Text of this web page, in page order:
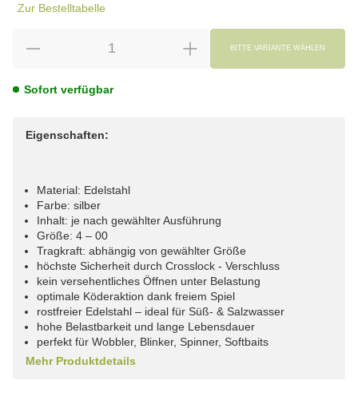
Zur Bestelltabelle
BITTE VARIANTE WÄHLEN
Sofort verfügbar
Eigenschaften:
Material: Edelstahl
Farbe: silber
Inhalt: je nach gewählter Ausführung
Größe: 4 – 00
Tragkraft: abhängig von gewählter Größe
höchste Sicherheit durch Crosslock - Verschluss
kein versehentliches Öffnen unter Belastung
optimale Köderaktion dank freiem Spiel
rostfreier Edelstahl – ideal für Süß- & Salzwasser
hohe Belastbarkeit und lange Lebensdauer
perfekt für Wobbler, Blinker, Spinner, Softbaits
Mehr Produktdetails